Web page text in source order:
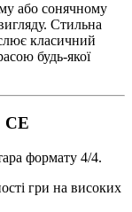
або сонячному
Стильна
класичний
будь-якої
CE
формату 4/4.
гри на високих